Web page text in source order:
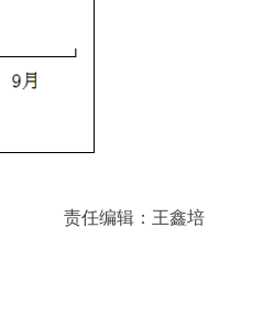
责任编辑：王鑫培